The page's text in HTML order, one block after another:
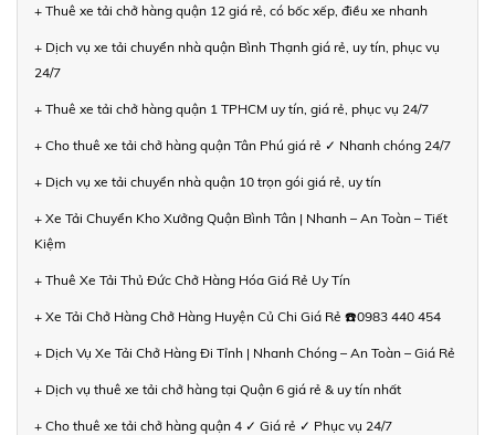
+ Thuê xe tải chở hàng quận 12 giá rẻ, có bốc xếp, điều xe nhanh
+ Dịch vụ xe tải chuyển nhà quận Bình Thạnh giá rẻ, uy tín, phục vụ
24/7
+ Thuê xe tải chở hàng quận 1 TPHCM uy tín, giá rẻ, phục vụ 24/7
+ Cho thuê xe tải chở hàng quận Tân Phú giá rẻ ✓ Nhanh chóng 24/7
+ Dịch vụ xe tải chuyển nhà quận 10 trọn gói giá rẻ, uy tín
+ Xe Tải Chuyển Kho Xưởng Quận Bình Tân | Nhanh – An Toàn – Tiết
Kiệm
+ Thuê Xe Tải Thủ Đức Chở Hàng Hóa Giá Rẻ Uy Tín
+ Xe Tải Chở Hàng Chở Hàng Huyện Củ Chi Giá Rẻ ☎️0983 440 454
+ Dịch Vụ Xe Tải Chở Hàng Đi Tỉnh | Nhanh Chóng – An Toàn – Giá Rẻ
+ Dịch vụ thuê xe tải chở hàng tại Quận 6 giá rẻ & uy tín nhất
+ Cho thuê xe tải chở hàng quận 4 ✓ Giá rẻ ✓ Phục vụ 24/7